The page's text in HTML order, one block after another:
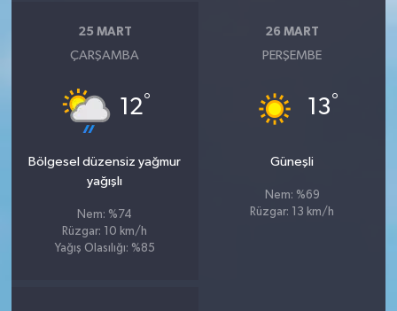
25 MART
ÇARŞAMBA
12°
Bölgesel düzensiz yağmur
yağışlı
Nem: %74
Rüzgar: 10 km/h
Yağış Olasılığı: %85
26 MART
PERŞEMBE
13°
Güneşli
Nem: %69
Rüzgar: 13 km/h